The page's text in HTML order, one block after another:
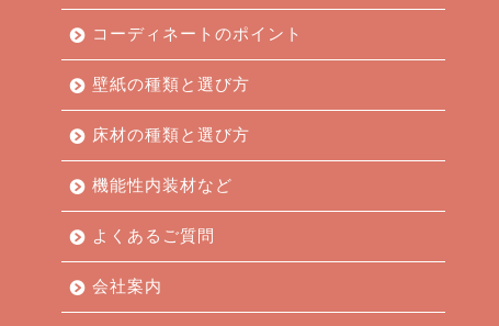
コーディネートのポイント
壁紙の種類と選び方
床材の種類と選び方
機能性内装材など
よくあるご質問
会社案内